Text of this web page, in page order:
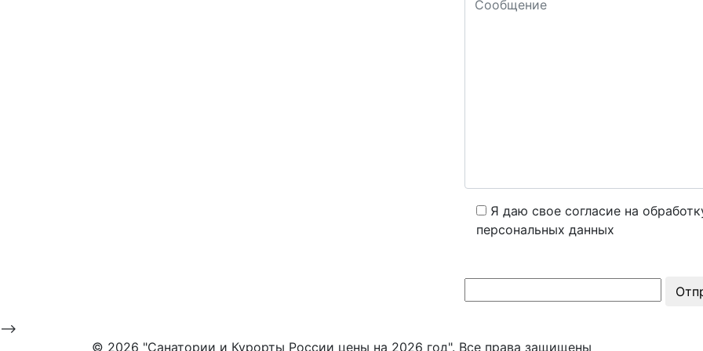
Я даю свое согласие на
персональных данных
-->
© 2026 "Санатории и Курорты России цены на 2026 год". Все права защищены